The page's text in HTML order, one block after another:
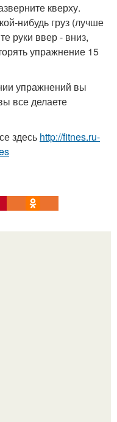
кверху.
нибудь груз (лучше
руки ввер - вниз,
упражнение 15
упражнений вы
все делаете
здесь http://fitnes.ru-